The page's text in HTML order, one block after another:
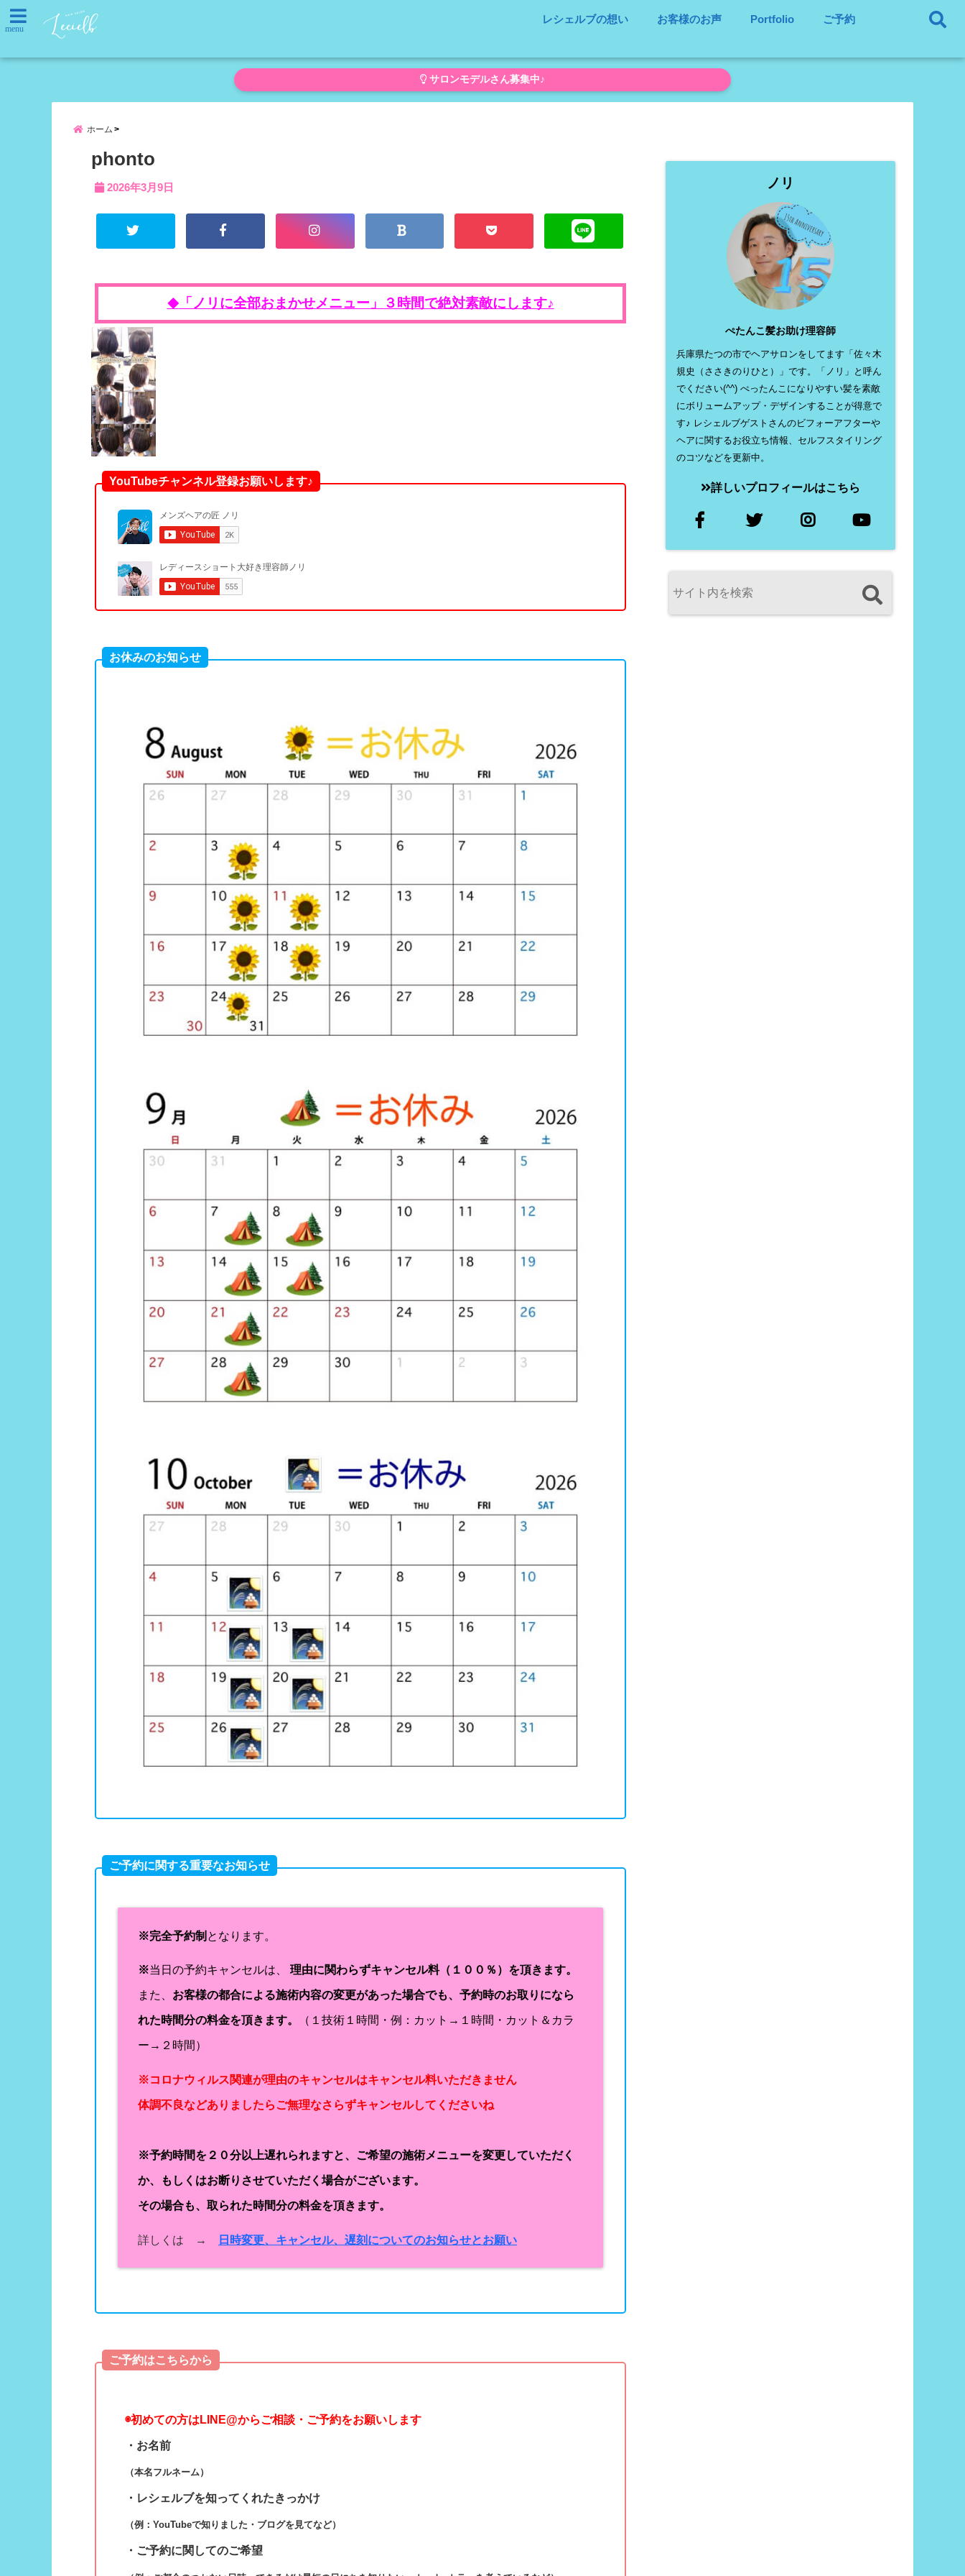
menu
レシェルブの想い お客様のお声 Portfolio ご予約
サロンモデルさん募集中♪
ホーム
phonto
2026年3月9日
◆「ノリに全部おまかせメニュー」３時間で絶対素敵にします♪
YouTubeチャンネル登録お願いします♪
お休みのお知らせ
ご予約に関する重要なお知らせ
※完全予約制 となります。
※当日の予約キャンセルは、理由に関わらずキャンセル料（１００％）を頂きます。
また、 お客様の都合による施術内容の変更があった場合でも、予約時のお取りになら
れた時間分の料金を頂きます。 （１技術１時間・例：カット→１時間・カット＆カラ
ー→２時間）
※コロナウィルス関連が理由のキャンセルはキャンセル料いただきません
体調不良などありましたらご無理なさらずキャンセルしてくださいね
※予約時間を２０分以上遅れられますと、ご希望の施術メニューを変更していただく
か、もしくはお断りさせていただく場合がございます。
その場合も、取られた時間分の料金を頂きます。
詳しくは → 日時変更、キャンセル、遅刻についてのお知らせとお願い
ご予約はこちらから
◉初めての方はLINE@からご相談・ご予約をお願いします
・お名前
（本名フルネーム）
・レシェルブを知ってくれたきっかけ
（例：YouTubeで知りました・ブログを見てなど）
・ご予約に関してのご希望
ノリ
ぺたんこ髪お助け理容師
兵庫県たつの市でヘアサロンをしてます「佐々木
規史（ささきのりひと）」です。「ノリ」と呼ん
でください(^^) ぺったんこになりやすい髪を素敵
にボリュームアップ・デザインすることが得意で
す♪ レシェルブゲストさんのビフォーアフターや
ヘアに関するお役立ち情報、セルフスタイリング
のコツなどを更新中。
詳しいプロフィールはこちら